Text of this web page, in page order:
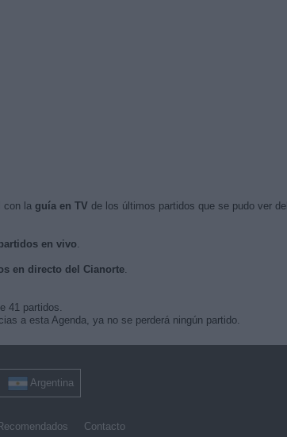
con la guía en TV de los últimos partidos que se pudo ver del
en vivo.
en directo del Cianorte.
41 partidos.
a esta Agenda, ya no se perderá ningún partido.
Argentina
Contacto